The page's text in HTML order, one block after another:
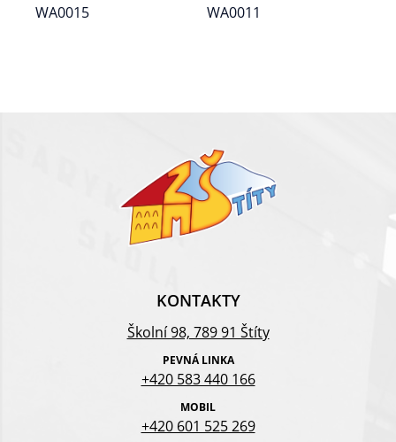
KONTAKTY
Školní 98, 789 91 Štíty
PEVNÁ LINKA
+420 583 440 166
MOBIL
+420 601 525 269